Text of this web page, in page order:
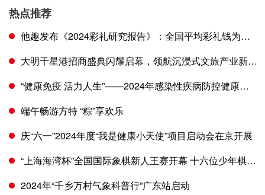
热点推荐
他趣发布《2024彩礼研究报告》：全国平均彩礼钱为
大明千星港招商盛典闪耀启幕，领航沉浸式文旅产业新
“健康免疫 活力人生”——2024年感染性疾病防控健康科
端午畅游方特 “粽”享欢乐
庆“六一”2024年度“我是健康小天使”项目启动会在京开展
“上海海湾杯”全国国际象棋新人王赛开幕 十六位少年棋手
2024年“千乡万村气象科普行”广东站启动